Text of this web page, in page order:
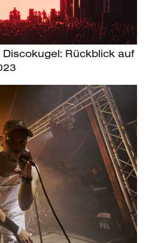
Rückblick auf